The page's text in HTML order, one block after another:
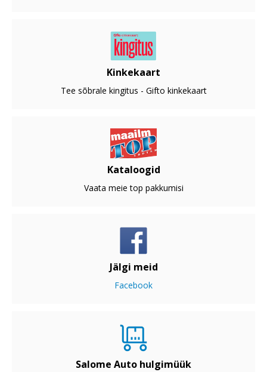
Kinkekaart
Tee sõbrale kingitus - Gifto kinkekaart
Kataloogid
Vaata meie top pakkumisi
Jälgi meid
Facebook
Salome Auto hulgimüük